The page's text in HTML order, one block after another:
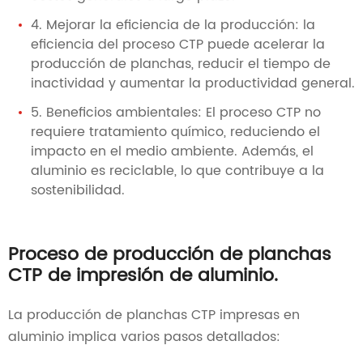
4. Mejorar la eficiencia de la producción: la
eficiencia del proceso CTP puede acelerar la
producción de planchas, reducir el tiempo de
inactividad y aumentar la productividad general.
5. Beneficios ambientales: El proceso CTP no
requiere tratamiento químico, reduciendo el
impacto en el medio ambiente. Además, el
aluminio es reciclable, lo que contribuye a la
sostenibilidad.
Proceso de producción de planchas
CTP de impresión de aluminio.
La producción de planchas CTP impresas en
aluminio implica varios pasos detallados: